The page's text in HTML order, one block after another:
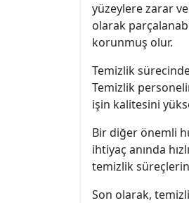
yüzeylere zarar
olarak
korunmuş olur.
Temizlik
Temizlik
işin kalitesini
Bir diğer önemli
ihtiyaç anında
temizlik
Son olarak,